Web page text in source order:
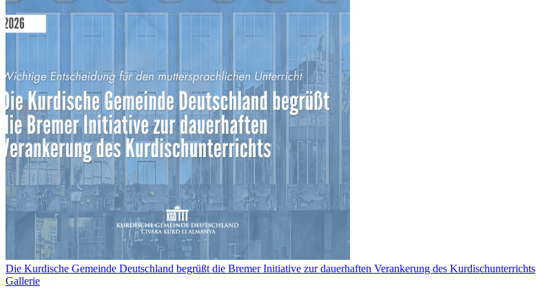
Die Kurdische Gemeinde Deutschland begrüßt die Bremer Initiative zur dauerhaften Verankerung des Kurdischunterrichts
Gallerie